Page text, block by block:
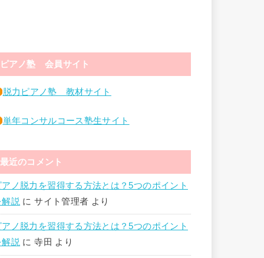
ピアノ塾 会員サイト
脱力ピアノ塾 教材サイト
単年コンサルコース塾生サイト
最近のコメント
アノ脱力を習得する方法とは？5つのポイント
解説 にサイト管理者 より
アノ脱力を習得する方法とは？5つのポイント
解説 に寺田 より